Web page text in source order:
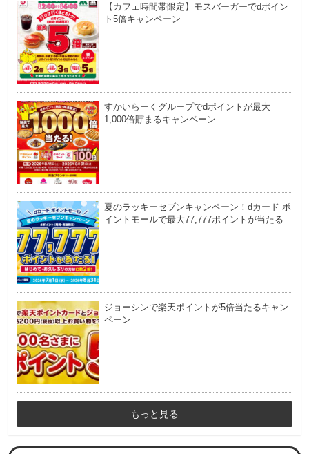
【カフェ時間帯限定】モスバーガーでdポイン
ト5倍キャンペーン
すかいらーくグループでdポイントが最大
1,000倍貯まるキャンペーン
夏のラッキーセブンキャンペーン！dカード ポ
イントモールで最大77,777ポイントが当たる
ジョーシンで楽天ポイントが5倍当たるキャン
ペーン
もっと見る